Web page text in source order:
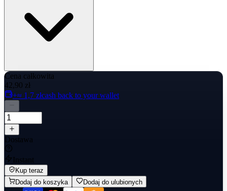
Cena całkowita
42,90 zł
+≈ 1,7 złcash back to your wallet
Dostawa
Instant
Kup teraz
Dodaj do koszyka
Dodaj do ulubionych